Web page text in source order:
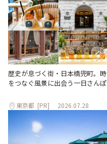
歴史が息づく街・日本橋兜町。時
をつなぐ風景に出会う一日さんぽ
東京都 [PR] 2026.07.28